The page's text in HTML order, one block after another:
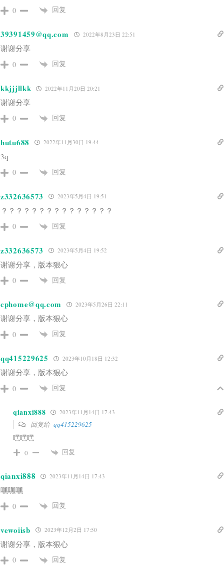
0 回复
39391459@qq.com 2022年8月23日 22:51
谢谢分享
0 回复
kkjjjllkk 2022年11月20日 20:21
谢谢分享
0 回复
hutu688 2022年11月30日 19:44
3q
0 回复
z332636573 2023年5月4日 19:51
？？？？？？？？？？？？？？？
0 回复
z332636573 2023年5月4日 19:52
谢谢分享，版本狠心
0 回复
cphome@qq.com 2023年5月26日 22:11
谢谢分享，版本狠心
0 回复
qq415229625 2023年10月18日 12:32
谢谢分享，版本狠心
0 回复
qianxi888 2023年11月14日 17:43
回复给 qq415229625
嘿嘿嘿
0 回复
qianxi888 2023年11月14日 17:43
嘿嘿嘿
0 回复
vewoiisb 2023年12月2日 17:50
谢谢分享，版本狠心
0 回复